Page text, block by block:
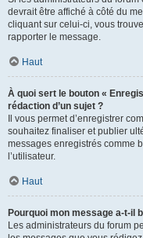
devrait être affiché à côté du
cliquant sur celui-ci, vous
rapporter le message.
Haut
À quoi sert le bouton «
rédaction d’un sujet ?
Il vous permet d’enregistrer
souhaitez finaliser et publier
messages enregistrés comme
l’utilisateur.
Haut
Pourquoi mon message a-t-il
Les administrateurs du forum